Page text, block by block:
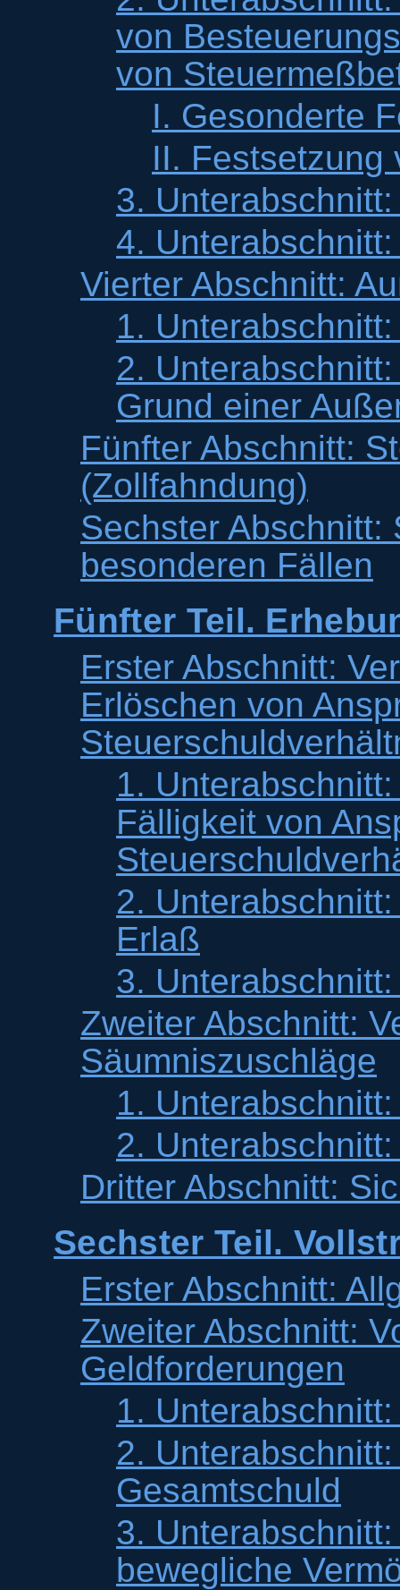
von
von
I. Gesonderte
II. Festsetzung
3.
4.
Vierter Abschnitt:
1.
2.
Grund einer
Fünfter Abschnitt:
(Zollfahndung)
Sechster Abschnitt:
besonderen Fällen
Fünfter Teil.
Erster Abschnitt:
Erlöschen von
1.
Fälligkeit von
2.
Erlaß
3.
Zweiter Abschnitt:
Säumniszuschläge
1.
2.
Dritter Abschnitt:
Sechster Teil.
Erster Abschnitt:
Zweiter Abschnitt:
Geldforderungen
1.
2.
Gesamtschuld
3.
bewegliche